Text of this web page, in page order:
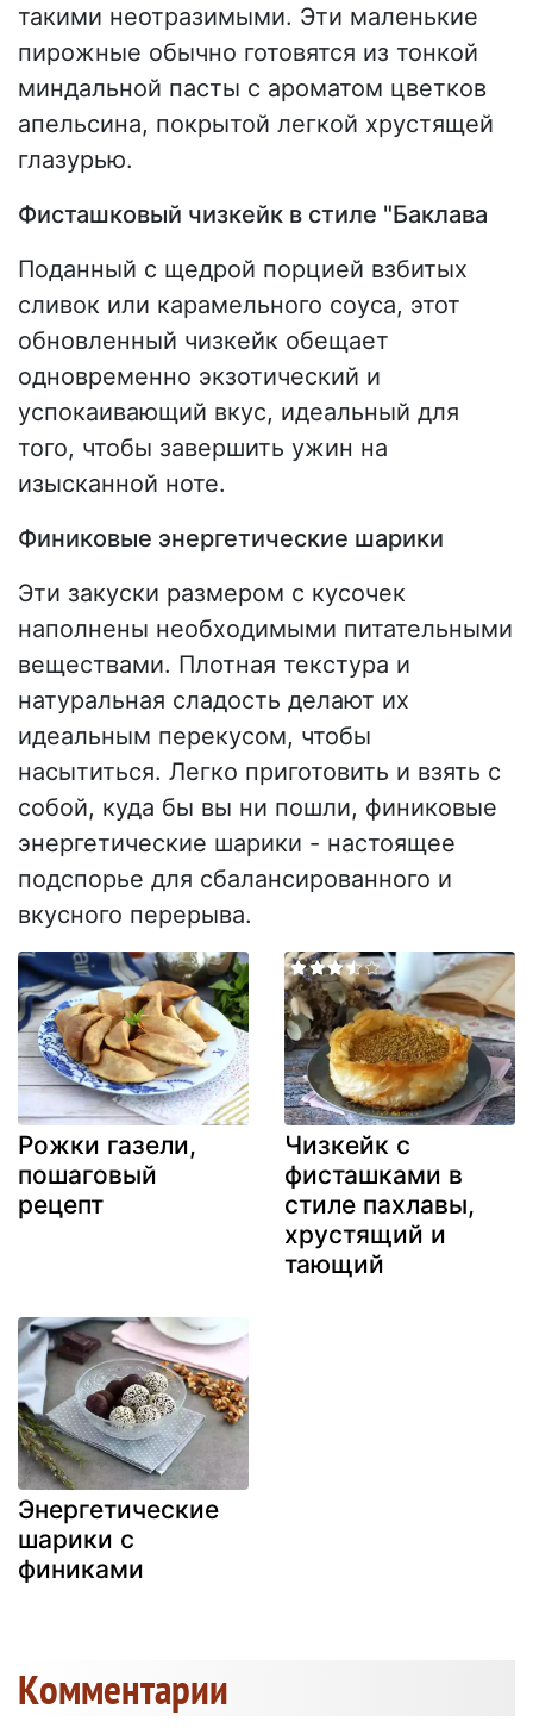
такими неотразимыми. Эти маленькие
пирожные обычно готовятся из тонкой
миндальной пасты с ароматом цветков
апельсина, покрытой легкой хрустящей
глазурью.
Фисташковый чизкейк в стиле "Баклава
Поданный с щедрой порцией взбитых
сливок или карамельного соуса, этот
обновленный чизкейк обещает
одновременно экзотический и
успокаивающий вкус, идеальный для
того, чтобы завершить ужин на
изысканной ноте.
Финиковые энергетические шарики
Эти закуски размером с кусочек
наполнены необходимыми питательными
веществами. Плотная текстура и
натуральная сладость делают их
идеальным перекусом, чтобы
насытиться. Легко приготовить и взять с
собой, куда бы вы ни пошли, финиковые
энергетические шарики - настоящее
подспорье для сбалансированного и
вкусного перерыва.
Рожки газели,
пошаговый
рецепт
Чизкейк с
фисташками в
стиле пахлавы,
хрустящий и
тающий
Энергетические
шарики с
финиками
Kомментарии